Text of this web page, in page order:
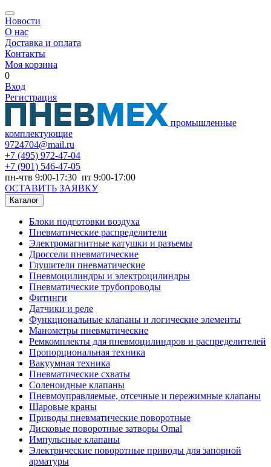
Новости
О нас
Доставка и оплата
Контакты
Моя корзина
0
Вход
Регистрация
промышленные
комплектующие
9724704@mail.ru
+7 (495) 972-47-04
+7 (901) 546-47-05
пн-чтв 9:00-17:30 пт 9:00-17:00
ОСТАВИТЬ ЗАЯВКУ
Каталог
Блоки подготовки воздуха
Пневматические распределители
Электромагнитные катушки и разъемы
Дроссели пневматические
Глушители пневматические
Пневмоцилиндры и электроцилиндры
Пневматические трубопроводы
Фитинги
Датчики и реле
Функциональные клапаны и логические элементы
Манометры пневматические
Ремкомплекты для пневмоцилиндров и распределителей
Пропорциональная техника
Вакуумная техника
Пневматические схваты
Соленоидные клапаны
Пневмоуправляемые, отсечные и пережимные клапаны
Шаровые краны
Приводы пневматические поворотные
Дисковые поворотные затворы Omal
Импульсные клапаны
Электрические поворотные приводы для запорной
арматуры